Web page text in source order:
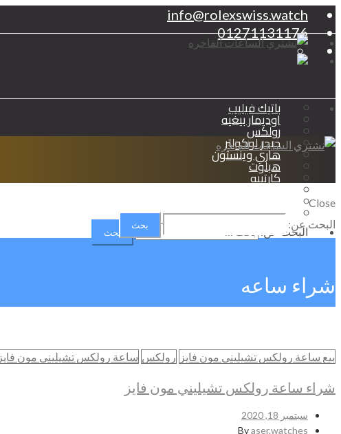
info@rolexswiss.watch
01271131176
باتيك فيليب
اوديمار بيغيه
رولكس
جيجر لوكولتر
هاري وينستون
هبلوت
كارتييه
شوبارد
اوميجا
البحث عن:
Close
البحث عن:
شراء ساعه
شراء ساعه
بيع ساعة رولكس تشيليني مون فايز رولكس ساعة رولكس تشيليني مون فايز
شراء ساعة رولكس تشيليني مون فايز
سبتمبر 18, 2020
Byaser.watches